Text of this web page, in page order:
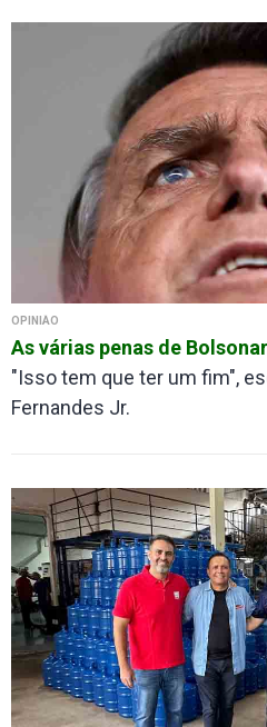
OPINIÃO
As várias penas de
"Isso tem que ter um fim",
Fernandes Jr.